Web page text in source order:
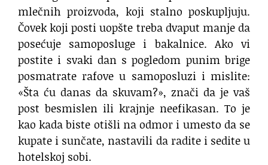
mlečnih proizvoda, koji stalno poskupljuju.
Čovek koji posti uopšte treba dvaput manje da
posećuje samoposluge i bakalnice. Ako vi
postite i svaki dan s pogledom punim brige
posmatrate rafove u samoposluzi i mislite:
«Šta ću danas da skuvam?», znači da je vaš
post besmislen ili krajnje neefikasan. To je
kao kada biste otišli na odmor i umesto da se
kupate i sunčate, nastavili da radite i sedite u
hotelskoj sobi.